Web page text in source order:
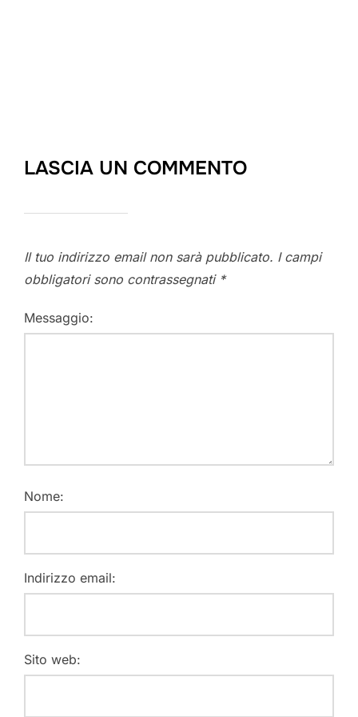
LASCIA UN COMMENTO
Il tuo indirizzo email non sarà pubblicato. I campi
obbligatori sono contrassegnati *
Messaggio:
Nome:
Indirizzo email:
Sito web: